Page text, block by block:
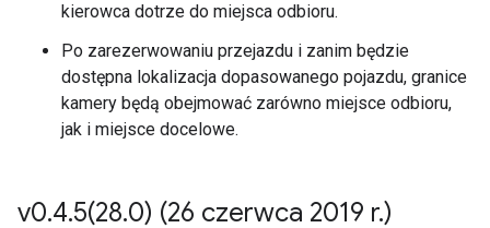
kierowca dotrze do miejsca odbioru.
Po zarezerwowaniu przejazdu i zanim będzie
dostępna lokalizacja dopasowanego pojazdu, granice
kamery będą obejmować zarówno miejsce odbioru,
jak i miejsce docelowe.
v0.4.5(28.0) (26 czerwca 2019 r.)